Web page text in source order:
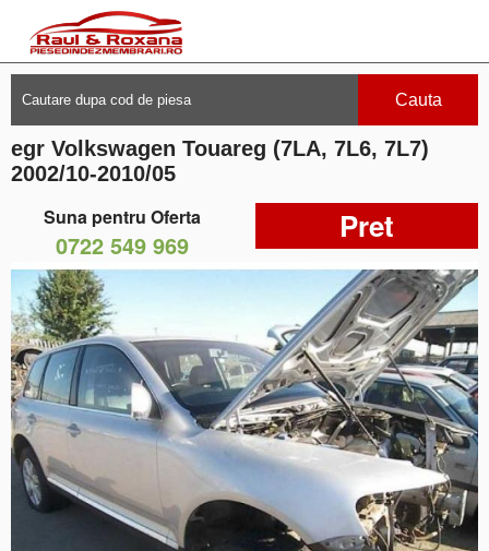
Cauta
egr Volkswagen Touareg (7LA, 7L6, 7L7)
2002/10-2010/05
Suna pentru Oferta
0722 549 969 Pret